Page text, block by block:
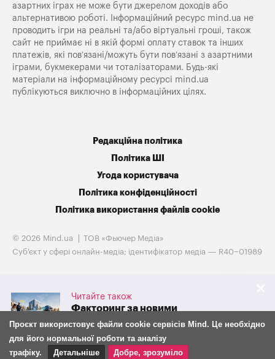
Читайте також
Факторинг за новими
правилами: що з 30 липня
змінилося для бізнесу та
фінансових компаній
азартних іграх не може бути джерелом доходів або
альтернативою роботі. Інформаційний ресурс mind.ua не
проводить ігри на реальні та/або віртуальні гроші, також
сайт не приймає ні в якій формі оплату ставок та інших
платежів, які пов’язані/можуть бути пов’язані з азартними
іграми, букмекерами чи тоталізаторами. Будь-які
матеріали на інформаційному ресурсі mind.ua
публікуються виключно в інформаційних цілях.
Редакційна політика
Політика ШІ
Угода користувача
Політика конфіденційності
Політика використання файлів cookie
© 2026 Mind.ua
ТОВ «Фьючер Медiа»
Cуб'єкт у сфері онлайн-медіа; ідентифікатор медіа — R40−01989
Проєкт використовує файли cookie сервісів Mind. Це необхідно
для його нормальної роботи та аналізу
трафіку.
Детальніше Добре, зрозуміло